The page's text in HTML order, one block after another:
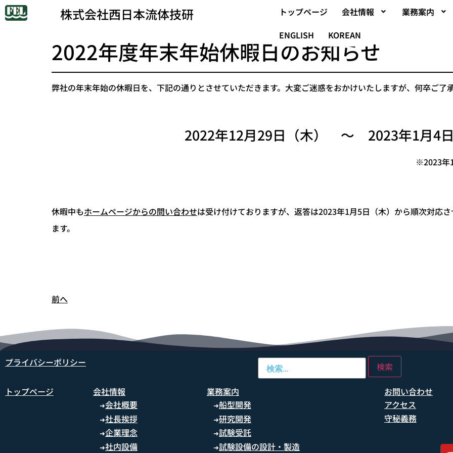
トップページ 会社情報
業務案内
ENGLISH
KOREAN
株式会社西日本流体技研
2022年度年末年始休暇日のお知らせ
弊社の年末年始の休暇日を、下記の通りとさせていただきます。大変ご迷惑をおかけいたしますが、何卒ご了
2022年12月29日（木） ～ 2023年1月4
※2023年
休暇中もホームページからの問い合わせは受け付けておりますが、返答は2023年1月5日（木）から順次対応
ます。
前へ
プライバシーポリシー
トップページ 会社情報
➜会社概要
➜社長挨拶
➜企業理念
➜社内設備
業務案内
➜船型開発
➜研究開発
➜試験受託
➜試験設備の設計・製造
お問い合わせ
アクセス
守秘義務